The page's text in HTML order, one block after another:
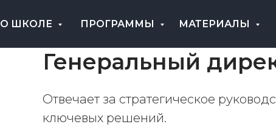
О ШКОЛЕ ПРОГРАММЫ МАТЕРИАЛЫ
Генеральный
Отвечает за стратегическое
ключевых решений.